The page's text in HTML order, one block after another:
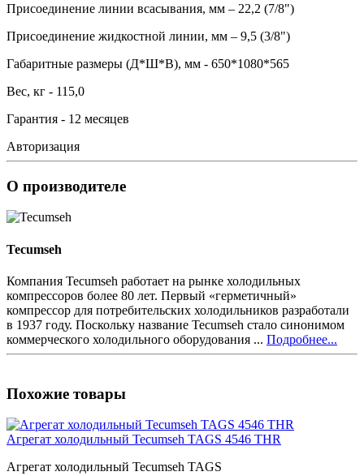
Присоединение линии всасывания, мм – 22,2 (7/8")
Присоединение жидкостной линии, мм – 9,5 (3/8")
Габаритные размеры (Д*Ш*В), мм - 650*1080*565
Вес, кг - 115,0
Гарантия - 12 месяцев
Авторизация
О производителе
Tecumseh
Компания Tecumseh работает на рынке холодильных
компрессоров более 80 лет. Первый «герметичный»
компрессор для потребительских холодильников разработали
в 1937 году. Поскольку название Tecumseh стало синонимом
коммерческого холодильного оборудования ... Подробнее...
Похожие товары
Агрегат холодильный Tecumseh TAGS 4546 THR
Агрегат холодильный Tecumseh TAGS